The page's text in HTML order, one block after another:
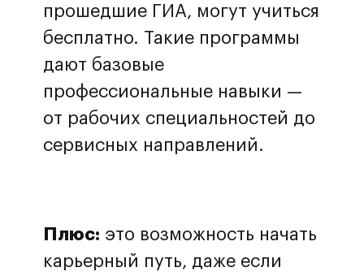
прошедшие ГИА, могут учиться
бесплатно. Такие программы
дают базовые
профессиональные навыки —
от рабочих специальностей до
сервисных направлений.
Плюс: это возможность начать
карьерный путь, даже если